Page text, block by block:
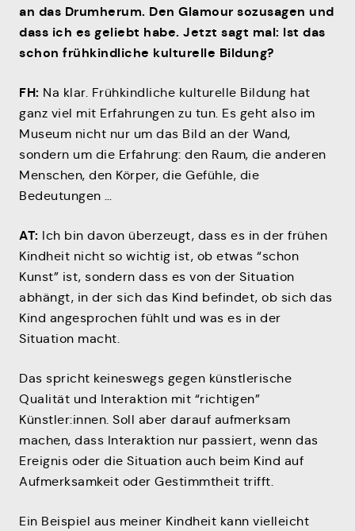
an das Drumherum. Den Glamour sozusagen und
dass ich es geliebt habe. Jetzt sagt mal: Ist das
schon frühkindliche kulturelle Bildung?
FH: Na klar. Frühkindliche kulturelle Bildung hat
ganz viel mit Erfahrungen zu tun. Es geht also im
Museum nicht nur um das Bild an der Wand,
sondern um die Erfahrung: den Raum, die anderen
Menschen, den Körper, die Gefühle, die
Bedeutungen …
AT: Ich bin davon überzeugt, dass es in der frühen
Kindheit nicht so wichtig ist, ob etwas “schon
Kunst” ist, sondern dass es von der Situation
abhängt, in der sich das Kind befindet, ob sich das
Kind angesprochen fühlt und was es in der
Situation macht.
Das spricht keineswegs gegen künstlerische
Qualität und Interaktion mit “richtigen”
Künstler:innen. Soll aber darauf aufmerksam
machen, dass Interaktion nur passiert, wenn das
Ereignis oder die Situation auch beim Kind auf
Aufmerksamkeit oder Gestimmtheit trifft.
Ein Beispiel aus meiner Kindheit kann vielleicht